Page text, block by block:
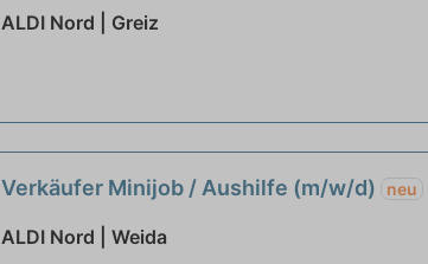
ALDI Nord | Greiz
Verkäufer Minijob / Aushilfe (m/w/d) neu
ALDI Nord | Weida